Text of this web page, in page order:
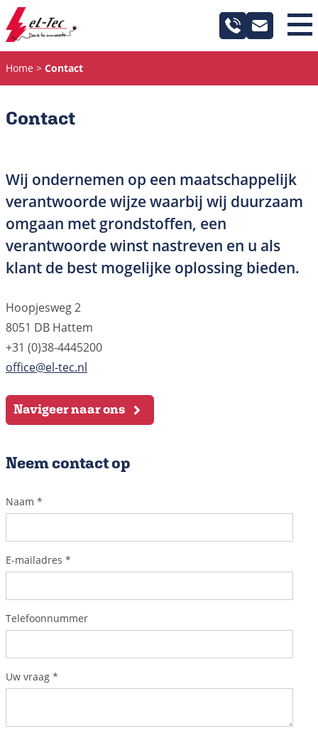
Industrie
Projecten
Over ons
Nieuws
Contact
Home Contact
Contact
Wij ondernemen op een maatschappelijk
verantwoorde wijze waarbij wij duurzaam
omgaan met grondstoffen, een
verantwoorde winst nastreven en u als
klant de best mogelijke oplossing bieden.
Hoopjesweg 2
8051 DB Hattem
+31 (0)38-4445200
office@el-tec.nl
Navigeer naar ons
Neem contact op
Naam *
E-mailadres *
Telefoonnummer
Uw vraag *